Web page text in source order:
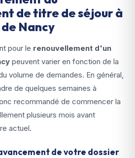
de titre de séjour à
Nancy
pour le renouvellement d'un
peuvent varier en fonction de la
volume de demandes. En général,
de quelques semaines à
recommandé de commencer la
plusieurs mois avant
actuel.
de votre dossier